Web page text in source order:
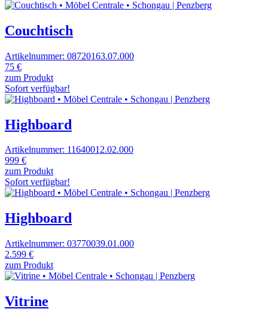
Couchtisch
Artikelnummer: 08720163.07.000
75 €
zum Produkt
Sofort verfügbar!
Highboard
Artikelnummer: 11640012.02.000
999 €
zum Produkt
Sofort verfügbar!
Highboard
Artikelnummer: 03770039.01.000
2.599 €
zum Produkt
Vitrine